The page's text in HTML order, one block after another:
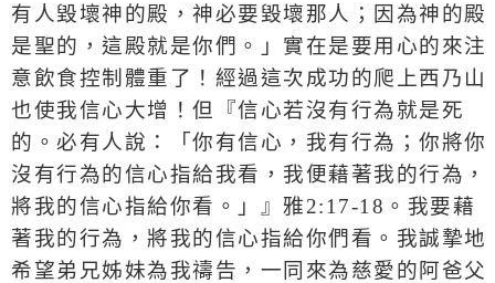
有人毀壞神的殿，神必要毀壞那人；因為神的殿
是聖的，這殿就是你們 。」實在是要用心的來注
意飲食控制體重了！經過這次成功的爬上西乃山
也使我信心大增！但『信心若沒有行為就是死
的。必有人說：「 你有信心，我有行為；你將你
沒有行為的信心指給我看，我便藉著我的行為，
將我的信心指給你看。 」』雅2:17-18 。我要藉
著我的行為，將我的信心指給你們看。我誠摯地
希望弟兄姊妹為我禱告，一同來為慈愛的阿爸父